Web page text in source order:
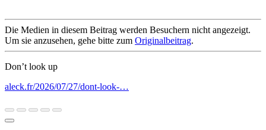
Die Medien in diesem Beitrag werden Besuchern nicht angezeigt.
Um sie anzusehen, gehe bitte zum Originalbeitrag.
Don’t look up
aleck.fr/2026/07/27/dont-look-…